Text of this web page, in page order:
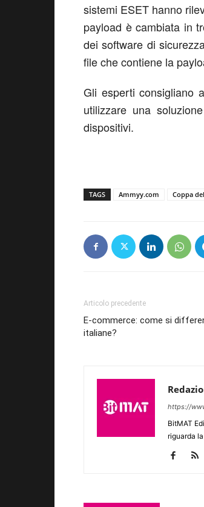
sistemi ESET hanno
payload è cambiata in
dei software di
file che contiene la
Gli esperti consigliano
utilizzare una
dispositivi.
TAGS Ammyy.com Coppa
Articolo precedente
E-commerce: come si
italiane?
https://
BitMAT
riguarda